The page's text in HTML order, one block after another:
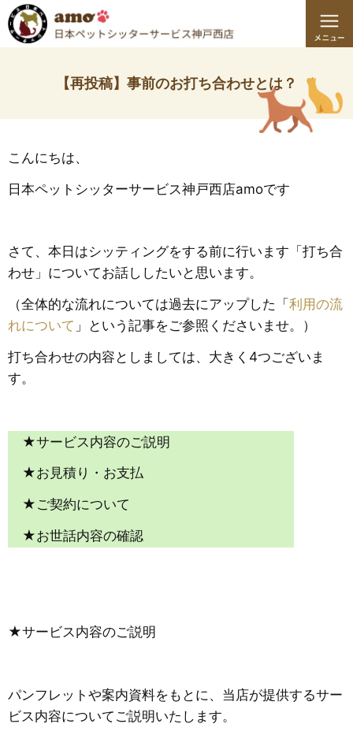
【再投稿】事前のお打ち合わせとは？
こんにちは、
日本ペットシッターサービス神戸西店amoです
さて、本日はシッティングをする前に行います「打ち合
わせ」についてお話ししたいと思います。
（全体的な流れについては過去にアップした「 利用の流
れについて 」という記事をご参照くださいませ。）
打ち合わせの内容としましては、大きく4つございま
す。
★サービス内容のご説明
★お見積り・お支払
★ご契約について
★お世話内容の確認
★サービス内容のご説明
パンフレットや案内資料をもとに、当店が提供するサー
ビス内容についてご説明いたします。